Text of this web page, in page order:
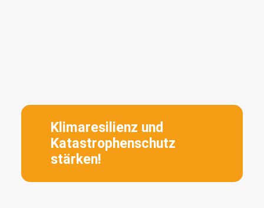
Klimaresilienz und
Katastrophenschutz
stärken!